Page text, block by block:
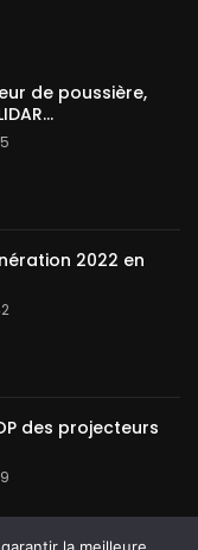
de poussière,
2022 en
des projecteurs